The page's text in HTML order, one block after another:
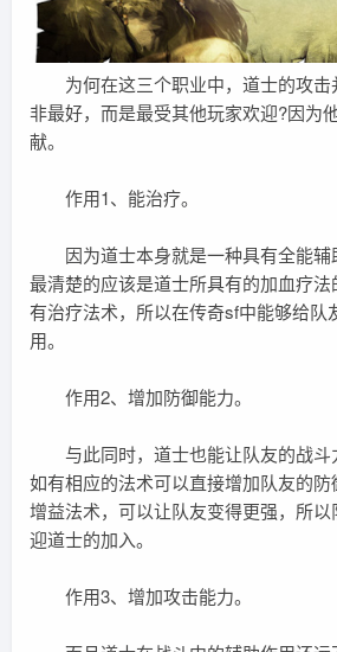
为何在这三个职业中，道士的攻击
非最好，而是最受其他玩家欢迎?因为
献。
作用1、能治疗。
因为道士本身就是一种具有全能辅
最清楚的应该是道士所具有的加血疗
有治疗法术，所以在传奇sf中能够给队
用。
作用2、增加防御能力。
与此同时，道士也能让队友的战斗
如有相应的法术可以直接增加队友的
增益法术，可以让队友变得更强，所
迎道士的加入。
作用3、增加攻击能力。